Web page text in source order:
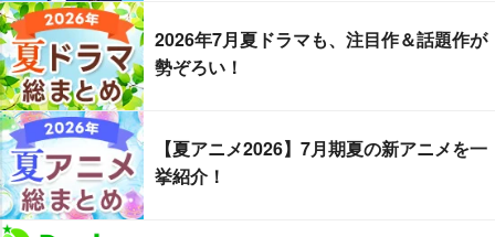
2026年7月夏ドラマも、注目作＆話題作が
勢ぞろい！
【夏アニメ2026】7月期夏の新アニメを一
挙紹介！